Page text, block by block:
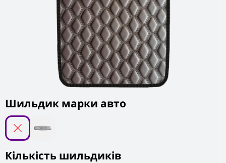
Шильдик марки авто
Кількість шильдиків